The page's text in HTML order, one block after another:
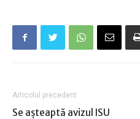
Articolul precedent
Se așteaptă avizul ISU